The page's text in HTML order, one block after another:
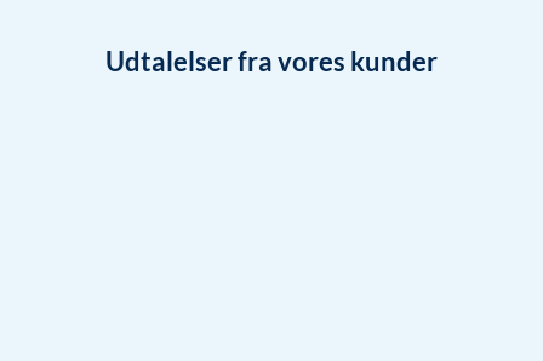
Udtalelser fra vores kunder